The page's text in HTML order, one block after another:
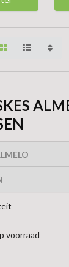
voorraad